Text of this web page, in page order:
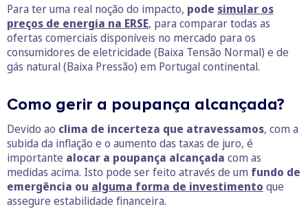
Para ter uma real noção do impacto, pode simular os
preços de energia na ERSE, para comparar todas as
ofertas comerciais disponíveis no mercado para os
consumidores de eletricidade (Baixa Tensão Normal) e de
gás natural (Baixa Pressão) em Portugal continental.
Como gerir a poupança alcançada?
Devido ao clima de incerteza que atravessamos, com a
subida da inflação e o aumento das taxas de juro, é
importante alocar a poupança alcançada com as
medidas acima. Isto pode ser feito através de um fundo de
emergência ou alguma forma de investimento que
assegure estabilidade financeira.